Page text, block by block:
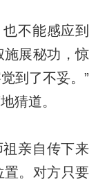
不能感应到
施展秘功，惊
到了不妥。”
猜道。
亲自传下来
置。对方只要